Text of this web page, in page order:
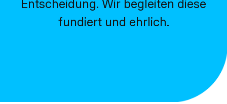
Entscheidung. Wir begleiten diese
fundiert und ehrlich.